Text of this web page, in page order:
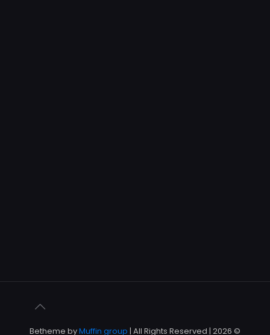
© 2026 Betheme by
Muffin group | All Rights Reserved |